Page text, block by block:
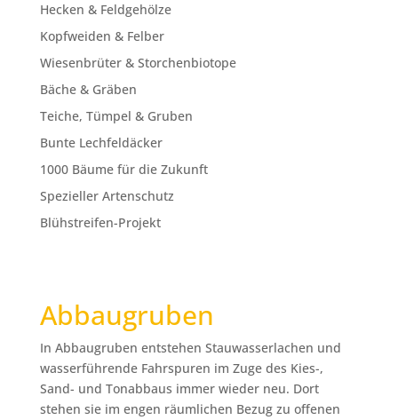
Hecken & Feldgehölze
Kopfweiden & Felber
Wiesenbrüter & Storchenbiotope
Bäche & Gräben
Teiche, Tümpel & Gruben
Bunte Lechfeldäcker
1000 Bäume für die Zukunft
Spezieller Artenschutz
Blühstreifen-Projekt
Abbaugruben
In Abbaugruben entstehen Stauwasserlachen und
wasserführende Fahrspuren im Zuge des Kies-,
Sand- und Tonabbaus immer wieder neu. Dort
stehen sie im engen räumlichen Bezug zu offenen